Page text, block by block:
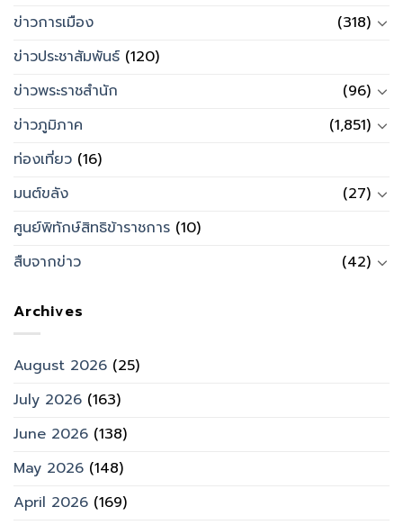
ข่าวการเมือง
(318)
ข่าวประชาสัมพันธ์ (120)
ข่าวพระราชสำนัก
(96)
ข่าวภูมิภาค
(1,851)
ท่องเที่ยว (16)
มนต์ขลัง
(27)
ศูนย์พิทักษ์สิทธิข้าราชการ (10)
สืบจากข่าว
(42)
Archives
August 2026 (25)
July 2026 (163)
June 2026 (138)
May 2026 (148)
April 2026 (169)